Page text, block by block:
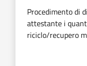
Procedimento di
attestante i
riciclo/recupero